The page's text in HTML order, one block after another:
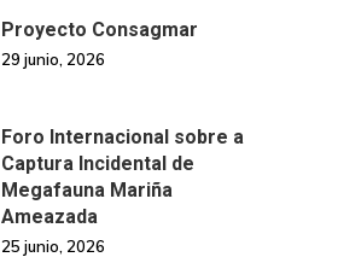
Proyecto Consagmar
29 junio, 2026
Foro Internacional sobre a
Captura Incidental de
Megafauna Mariña
Ameazada
25 junio, 2026